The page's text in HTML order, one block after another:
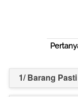
1/ Barang